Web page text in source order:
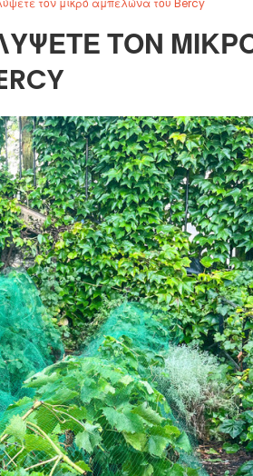
τον μικρό αμπελώνα του Bercy
ΤΟΝ